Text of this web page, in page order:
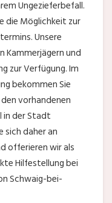
Ungezieferbefall.
die Möglichkeit zur
Unsere
Kammerjägern und
zur Verfügung. Im
bekommen Sie
vorhandenen
in der Stadt
sich daher an
offerieren wir als
Hilfestellung bei
Schwaig-bei-